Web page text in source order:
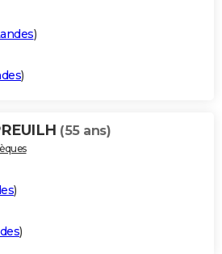
)
)
(55 ans)
)
)